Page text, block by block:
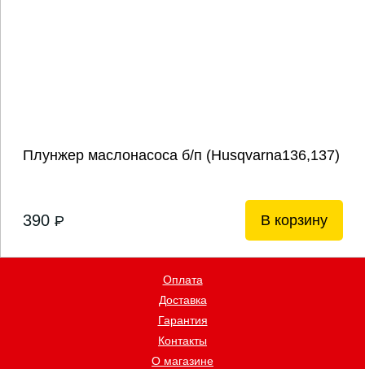
Плунжер маслонасоса б/п (Husqvarna136,137)
390 P В корзину
Оплата
Доставка
Гарантия
Контакты
О магазине